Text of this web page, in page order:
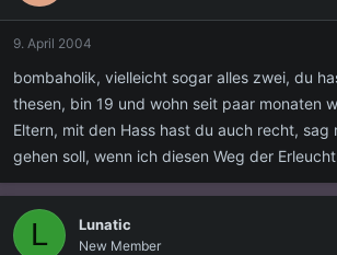
9. April 2004
bombaholik, vielleicht sogar alles zwei, du
thesen, bin 19 und wohn seit paar monaten
Eltern, mit den Hass hast du auch recht, sag
gehen soll, wenn ich diesen Weg der
L Lunatic
New Member